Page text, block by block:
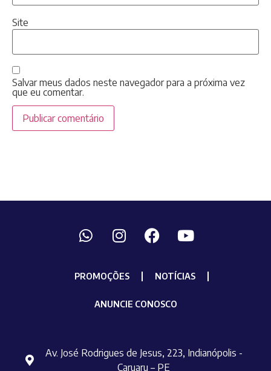
Site
Salvar meus dados neste navegador para a próxima vez
que eu comentar.
PROMOÇÕES NOTÍCIAS
ANUNCIE CONOSCO
Av. José Rodrigues de Jesus, 223, Indianópolis -
Caruaru – PE